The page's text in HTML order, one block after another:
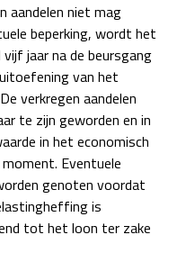
aandelen niet mag
beperking, wordt het
jaar na de beursgang
van het
verkregen aandelen
te zijn geworden en in
in het economisch
Eventuele
genoten voordat
is
tot het loon ter zake